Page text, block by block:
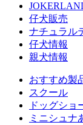
仔犬販売
ナチュラル
仔犬情報
親犬情報
おすすめ製
スクール
ドッグショ
ミニシュナ